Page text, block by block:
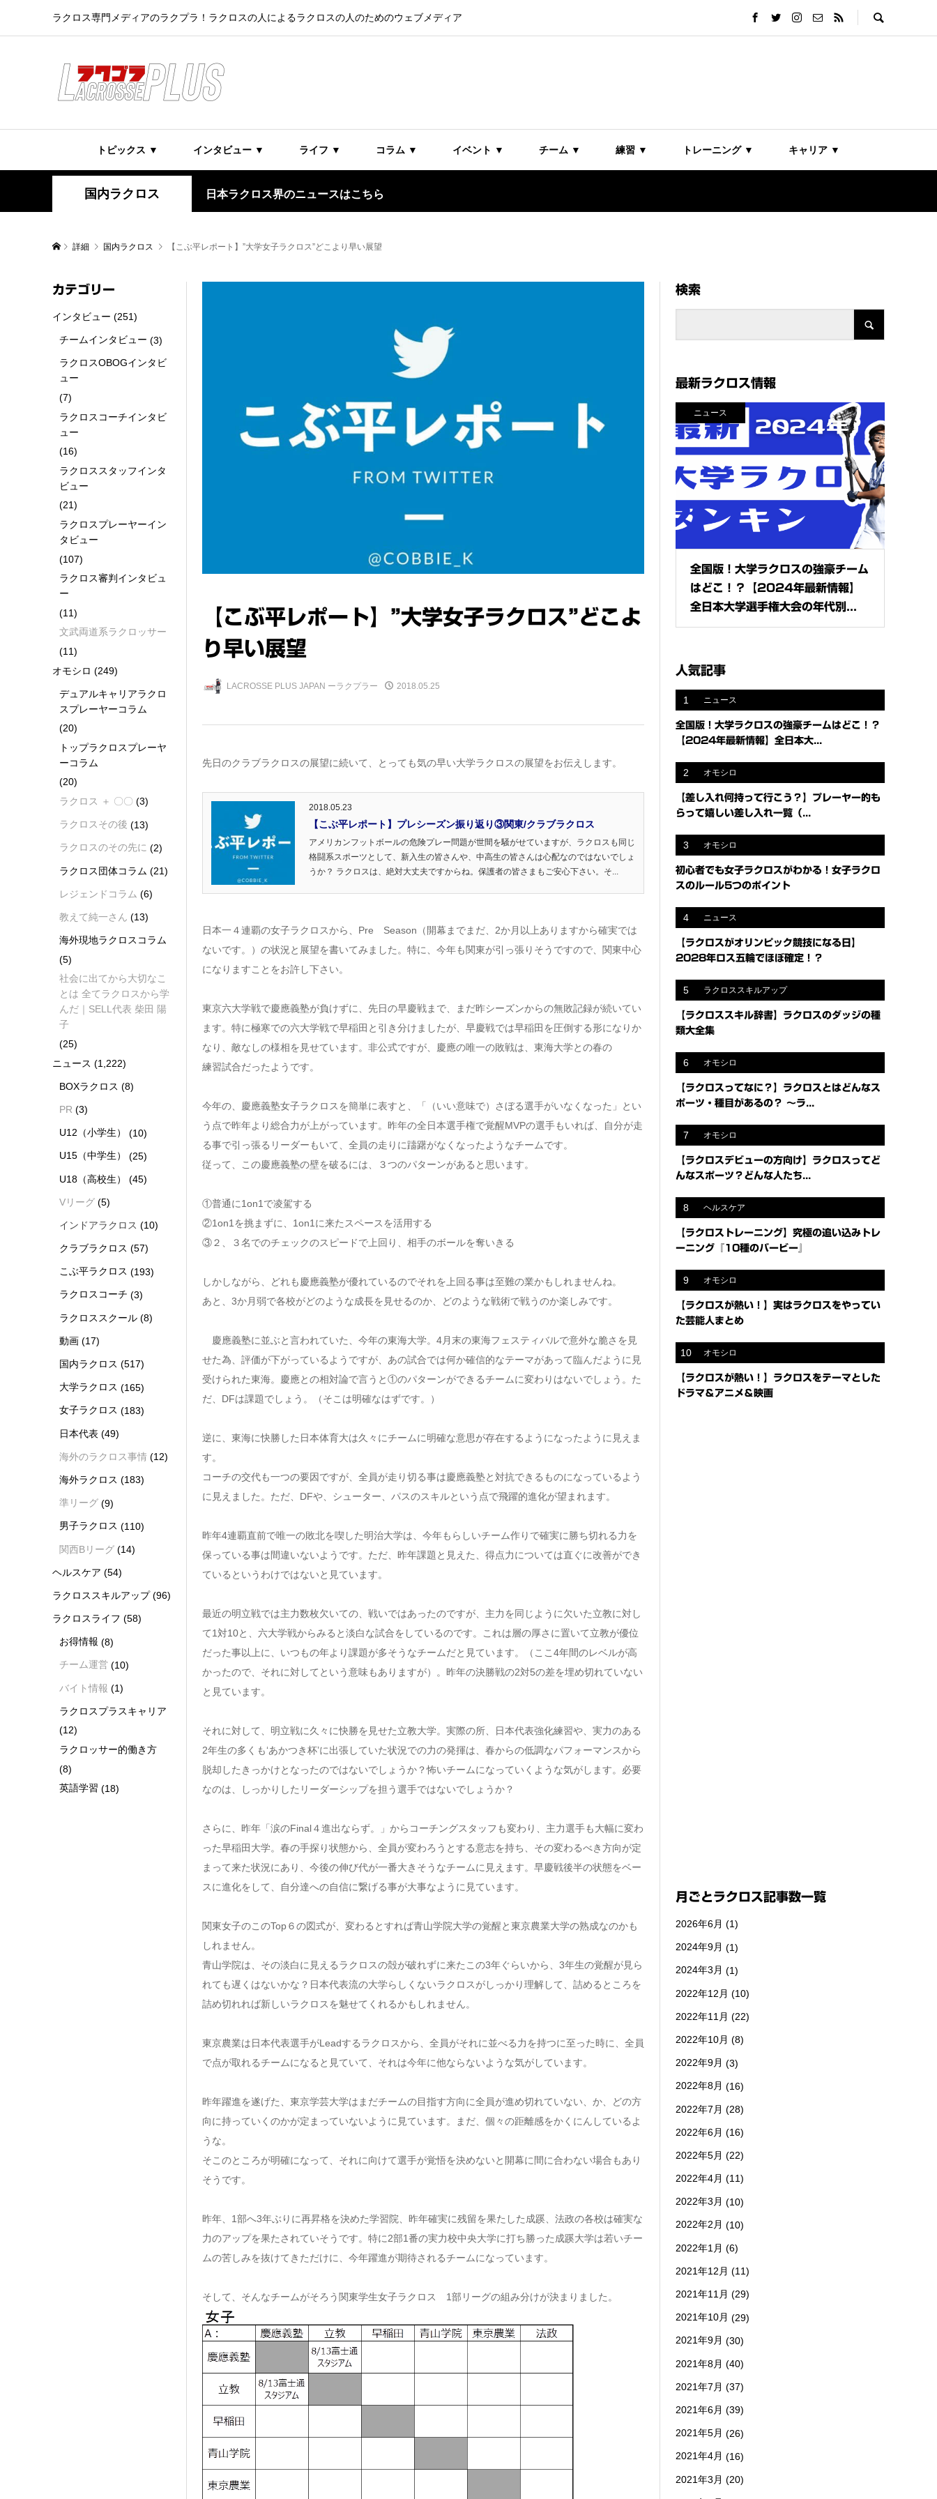
ラクロス専門メディアのラクプラ！ラクロスの人によるラクロスの人のためのウェブメディア
トピックス ▼ インタビュー ▼ ライフ ▼ コラム ▼ イベント ▼ チーム ▼ 練習 ▼ トレーニング ▼ キャリア ▼
国内ラクロス 日本ラクロス界のニュースはこちら
詳細 国内ラクロス 【こぶ平レポート】”大学女子ラクロス”どこより早い展望
【こぶ平レポート】”大学女子ラクロス”どこよ
り早い展望
LACROSSE PLUS JAPAN ーラクプラー 2018.05.25
先日のクラブラクロスの展望に続いて、とっても気の早い大学ラクロスの展望をお伝えします。
2018.05.23
【こぶ平レポート】プレシーズン振り返り③関東/クラブラクロス
アメリカンフットボールの危険プレー問題が世間を騒がせていますが、ラクロスも同じ
格闘系スポーツとして、新入生の皆さんや、中高生の皆さんは心配なのではないでしょ
うか？ ラクロスは、絶対大丈夫ですからね。保護者の皆さまもご安心下さい。そ...
日本一４連覇の女子ラクロスから、Pre Season（開幕までまだ、2か月以上ありますから確実では
ないです。）の状況と展望を書いてみました。特に、今年も関東が引っ張りそうですので、関東中心
になりますことをお許し下さい。
東京六大学戦で慶應義塾が負けずに、先日の早慶戦まで、まだ昨シーズンからの無敗記録が続いてい
ます。特に極寒での六大学戦で早稲田と引き分けましたが、早慶戦では早稲田を圧倒する形になりか
なり、敵なしの様相を見せています。非公式ですが、慶應の唯一の敗戦は、東海大学との春の
練習試合だったようです。
今年の、慶應義塾女子ラクロスを簡単に表すと、「（いい意味で）さぼる選手がいなくなった」とい
う点で昨年より総合力が上がっています。昨年の全日本選手権で覚醒MVPの選手もいれば、自分が走
る事で引っ張るリーダーもいて、全員の走りに躊躇がなくなったようなチームです。
従って、この慶應義塾の壁を破るには、３つのパターンがあると思います。
①普通に1on1で凌駕する
②1on1を挑まずに、1on1に来たスペースを活用する
③２、３名でのチェックのスピードで上回り、相手のボールを奪いきる
しかしながら、どれも慶應義塾が優れているのでそれを上回る事は至難の業かもしれませんね。
あと、3か月弱で各校がどのような成長を見せるのか、どのような戦術で戦うのか楽しみです。
慶應義塾に並ぶと言われていた、今年の東海大学。4月末の東海フェスティバルで意外な脆さを見
せた為、評価が下がっているようですが、あの試合では何か確信的なテーマがあって臨んだように見
受けられた東海。慶應との相対論で言うと①のパターンができるチームに変わりはないでしょう。た
だ、DFは課題でしょう。（そこは明確なはずです。）
逆に、東海に快勝した日本体育大は久々にチームに明確な意思が存在するようになったように見えま
す。
コーチの交代も一つの要因ですが、全員が走り切る事は慶應義塾と対抗できるものになっているよう
に見えました。ただ、DFや、シューター、パスのスキルという点で飛躍的進化が望まれます。
昨年4連覇直前で唯一の敗北を喫した明治大学は、今年もらしいチーム作りで確実に勝ち切れる力を
保っている事は間違いないようです。ただ、昨年課題と見えた、得点力については直ぐに改善ができ
ているというわけではないと見ています。
最近の明立戦では主力数枚欠いての、戦いではあったのですが、主力を同じように欠いた立教に対し
て1対10と、六大学戦からみると淡白な試合をしているのです。これは層の厚さに置いて立教が優位
だった事以上に、いつもの年より課題が多そうなチームだと見ています。（ここ4年間のレベルが高
かったので、それに対してという意味もありますが）。昨年の決勝戦の2対5の差を埋め切れていない
と見ています。
それに対して、明立戦に久々に快勝を見せた立教大学。実際の所、日本代表強化練習や、実力のある
2年生の多くも‘あかつき杯’に出張していた状況での力の発揮は、春からの低調なパフォーマンスから
脱却したきっかけとなったのではないでしょうか？怖いチームになっていくような気がします。必要
なのは、しっかりしたリーダーシップを担う選手ではないでしょうか？
さらに、昨年「涙のFinal４進出ならず。」からコーチングスタッフも変わり、主力選手も大幅に変わ
った早稲田大学。春の手探り状態から、全員が変わろうとする意志を持ち、その変わるべき方向が定
まって来た状況にあり、今後の伸び代が一番大きそうなチームに見えます。早慶戦後半の状態をベー
スに進化をして、自分達への自信に繋げる事が大事なように見ています。
関東女子のこのTop６の図式が、変わるとすれば青山学院大学の覚醒と東京農業大学の熟成なのかも
しれません。
青山学院は、その淡白に見えるラクロスの殻が破れずに来たこの3年ぐらいから、3年生の覚醒が見ら
れても遅くはないかな？日本代表流の大学らしくないラクロスがしっかり理解して、詰めるところを
詰め切れれば新しいラクロスを魅せてくれるかもしれません。
東京農業は日本代表選手がLeadするラクロスから、全員がそれに並べる力を持つに至った時に、全員
で点が取れるチームになると見ていて、それは今年に他ならないような気がしています。
昨年躍進を遂げた、東京学芸大学はまだチームの目指す方向に全員が進め切れていない、か、どの方
向に持っていくのかが定まっていないように見ています。まだ、個々の距離感をかくにんしているよ
うな。
そこのところが明確になって、それに向けて選手が覚悟を決めないと開幕に間に合わない場合もあり
そうです。
昨年、1部へ3年ぶりに再昇格を決めた学習院、昨年確実に残留を果たした成蹊、法政の各校は確実な
力のアップを果たされていそうです。特に2部1番の実力校中央大学に打ち勝った成蹊大学は若いチー
ムの苦しみを抜けてきただけに、今年躍進が期待されるチームになっています。
そして、そんなチームがそろう関東学生女子ラクロス 1部リーグの組み分けが決まりました。
検索
最新ラクロス情報
ニュース
全国版！大学ラクロスの強豪チーム
はどこ！？【2024年最新情報】
全日本大学選手権大会の年代別...
人気記事
1 ニュース
全国版！大学ラクロスの強豪チームはどこ！？
【2024年最新情報】全日本大...
2 オモシロ
【差し入れ何持って行こう？】プレーヤー的も
らって嬉しい差し入れ一覧（...
3 オモシロ
初心者でも女子ラクロスがわかる！女子ラクロ
スのルール5つのポイント
4 ニュース
【ラクロスがオリンピック競技になる日】
2028年ロス五輪でほぼ確定！？
5 ラクロススキルアップ
【ラクロススキル辞書】ラクロスのダッジの種
類大全集
6 オモシロ
【ラクロスってなに？】ラクロスとはどんなス
ポーツ・種目があるの？ 〜ラ...
7 オモシロ
【ラクロスデビューの方向け】ラクロスってど
んなスポーツ？どんな人たち...
8 ヘルスケア
【ラクロストレーニング】究極の追い込みトレ
ーニング『10種のバービー』
9 オモシロ
【ラクロスが熱い！】実はラクロスをやってい
た芸能人まとめ
10 オモシロ
【ラクロスが熱い！】ラクロスをテーマとした
ドラマ＆アニメ＆映画
月ごとラクロス記事数一覧
2026年6月 (1)
2024年9月 (1)
2024年3月 (1)
2022年12月 (10)
2022年11月 (22)
2022年10月 (8)
2022年9月 (3)
2022年8月 (16)
2022年7月 (28)
2022年6月 (16)
2022年5月 (22)
2022年4月 (11)
2022年3月 (10)
2022年2月 (10)
2022年1月 (6)
2021年12月 (11)
2021年11月 (29)
2021年10月 (29)
2021年9月 (30)
2021年8月 (40)
2021年7月 (37)
2021年6月 (39)
2021年5月 (26)
2021年4月 (16)
2021年3月 (20)
カテゴリー
インタビュー (251)
チームインタビュー (3)
ラクロスOBOGインタビ
ュー
(7)
ラクロスコーチインタビ
ュー
(16)
ラクロススタッフインタ
ビュー
(21)
ラクロスプレーヤーイン
タビュー
(107)
ラクロス審判インタビュ
ー
(11)
文武両道系ラクロッサー
(11)
オモシロ (249)
デュアルキャリアラクロ
スプレーヤーコラム
(20)
トップラクロスプレーヤ
ーコラム
(20)
ラクロス ＋ 〇〇 (3)
ラクロスその後 (13)
ラクロスのその先に (2)
ラクロス団体コラム (21)
レジェンドコラム (6)
教えて純一さん (13)
海外現地ラクロスコラム
(5)
社会に出てから大切なこ
とは 全てラクロスから学
んだ｜SELL代表 柴田 陽
子
(25)
ニュース (1,222)
BOXラクロス (8)
PR (3)
U12（小学生） (10)
U15（中学生） (25)
U18（高校生） (45)
Vリーグ (5)
インドアラクロス (10)
クラブラクロス (57)
こぶ平ラクロス (193)
ラクロスコーチ (3)
ラクロススクール (8)
動画 (17)
国内ラクロス (517)
大学ラクロス (165)
女子ラクロス (183)
日本代表 (49)
海外のラクロス事情 (12)
海外ラクロス (183)
準リーグ (9)
男子ラクロス (110)
関西Bリーグ (14)
ヘルスケア (54)
ラクロススキルアップ(96)
ラクロスライフ (58)
お得情報 (8)
チーム運営 (10)
バイト情報 (1)
ラクロスプラスキャリア
(12)
ラクロッサー的働き方
(8)
英語学習 (18)